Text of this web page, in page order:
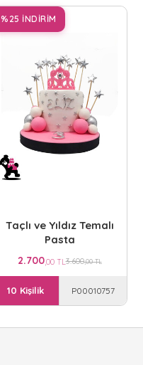
%25 İNDİRİM
Taçlı ve Yıldız Temalı
Pasta
2.700,00 TL3.600,00 TL
10 Kişilik P00010757